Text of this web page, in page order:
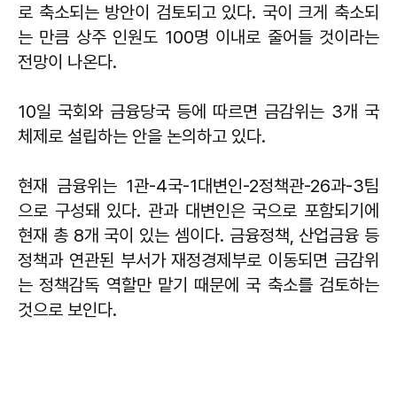
로 축소되는 방안이 검토되고 있다. 국이 크게 축소되
는 만큼 상주 인원도 100명 이내로 줄어들 것이라는
전망이 나온다.
10일 국회와 금융당국 등에 따르면 금감위는 3개 국
체제로 설립하는 안을 논의하고 있다.
현재 금융위는 1관-4국-1대변인-2정책관-26과-3팀
으로 구성돼 있다. 관과 대변인은 국으로 포함되기에
현재 총 8개 국이 있는 셈이다. 금융정책, 산업금융 등
정책과 연관된 부서가 재정경제부로 이동되면 금감위
는 정책감독 역할만 맡기 때문에 국 축소를 검토하는
것으로 보인다.